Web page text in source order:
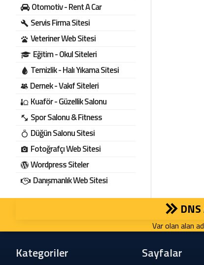
Otomotiv - Rent A Car
Servis Firma Sitesi
Veteriner Web Sitesi
Eğitim - Okul Siteleri
Temizlik - Halı Yıkama Sitesi
Dernek - Vakıf Siteleri
Kuaför - Güzellik Salonu
Spor Salonu & Fitness
Düğün Salonu Sitesi
Fotoğrafçı Web Sitesi
Wordpress Siteler
Danışmanlık Web Sitesi
Var olan alan
Kategoriler Sayfalar